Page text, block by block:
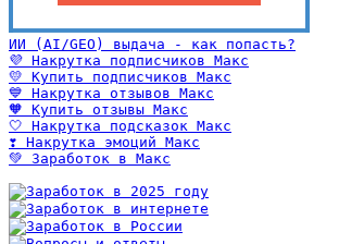
ИИ (AI/GEO) выдача - как попасть?
💜 Накрутка подписчиков Макс
💛 Купить подписчиков Макс
💙 Накрутка отзывов Макс
🧡 Купить отзывы Макс
🤍 Накрутка подсказок Макс
❣️ Накрутка эмоций Макс
💚 Заработок в Макс